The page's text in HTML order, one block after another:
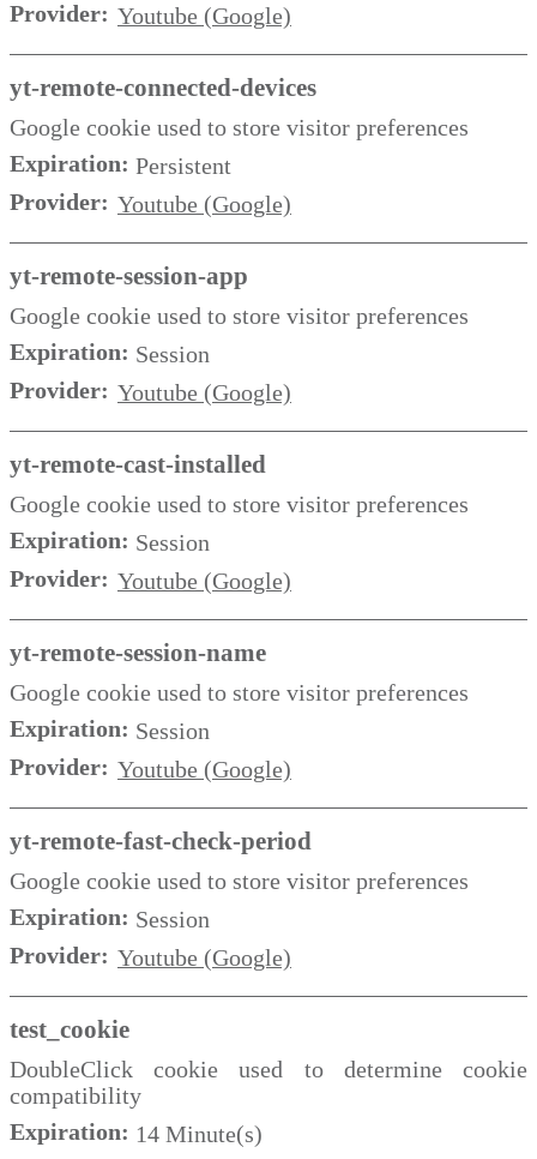
Provider: Youtube (Google)
yt-remote-connected-devices
Google cookie used to store visitor preferences
Expiration: Persistent
Provider: Youtube (Google)
yt-remote-session-app
Google cookie used to store visitor preferences
Expiration: Session
Provider: Youtube (Google)
yt-remote-cast-installed
Google cookie used to store visitor preferences
Expiration: Session
Provider: Youtube (Google)
yt-remote-session-name
Google cookie used to store visitor preferences
Expiration: Session
Provider: Youtube (Google)
yt-remote-fast-check-period
Google cookie used to store visitor preferences
Expiration: Session
Provider: Youtube (Google)
test_cookie
DoubleClick cookie used to determine cookie
compatibility
Expiration: 14 Minute(s)